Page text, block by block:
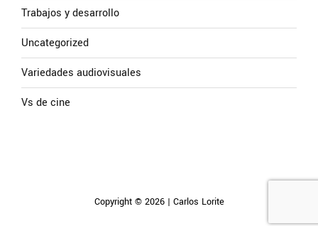
Trabajos y desarrollo
Uncategorized
Variedades audiovisuales
Vs de cine
Copyright © 2026 | Carlos Lorite